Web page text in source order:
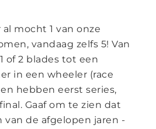
mocht 1 van onze
vandaag zelfs 5! Van
of 2 blades tot een
in een wheeler (race
hebben eerst series,
Gaaf om te zien dat
van de afgelopen jaren -